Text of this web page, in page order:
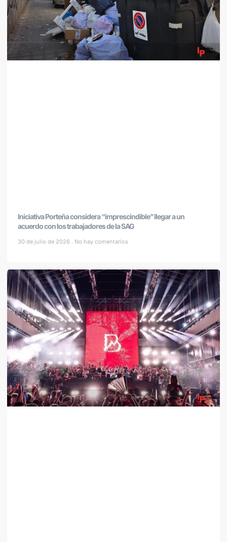
Iniciativa Porteña considera “imprescindible” llegar a un
acuerdo con los trabajadores de la SAG
30 de julio de 2026 No hay comentarios